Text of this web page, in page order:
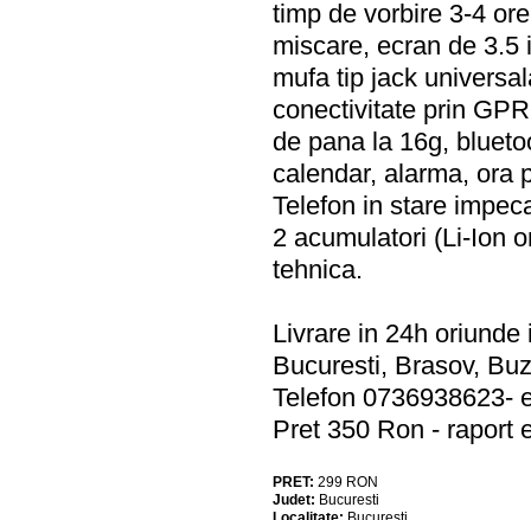
timp de vorbire 3-4
miscare, ecran de 3.5
mufa tip jack
conectivitate prin
de pana la 16g,
calendar, alarma, ora
Telefon in stare
2 acumulatori (Li-Ion
tehnica.
Livrare in 24h
Bucuresti, Brasov,
Telefon 0736938623-
Pret 350 Ron - raport
PRET: 299 RON
Judet: Bucuresti